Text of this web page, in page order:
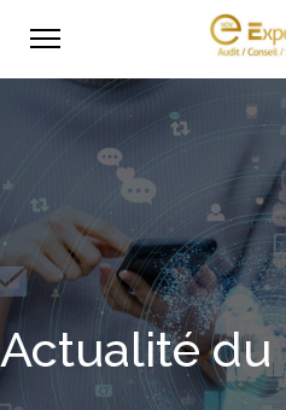
Actualité du